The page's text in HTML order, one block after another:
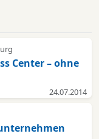
Center – ohne
24.07.2014